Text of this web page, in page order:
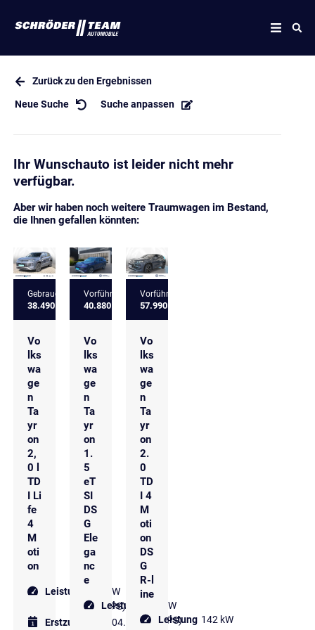
Zurück zu den Ergebnissen
Neue Suche Suche anpassen
Ihr Wunschauto ist leider nicht mehr
verfügbar.
Aber wir haben noch weitere Traumwagen im Bestand,
die Ihnen gefallen könnten:
Gebrauchtfahrzeug
38.490 €
Vo
lks
wa
ge
n
Ta
yr
on
2,
0 l
TD
I Li
fe
4
M
oti
on
Leistung
142 kW
(193 PS)
Erstzulassung
04.2025
Vorführfahrzeug
40.880 €
Vo
lks
wa
ge
n
Ta
yr
on
1.
5
eT
SI
DS
G
Ele
ga
nc
e
Leistung
110 kW
(150 PS)
Vorführfahrzeug
57.990 €
Vo
lks
wa
ge
n
Ta
yr
on
2.
0
TD
I 4
M
oti
on
DS
G
R-l
ine
Leistung 142 kW